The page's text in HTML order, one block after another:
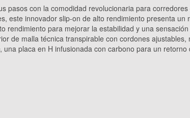
pasos con la comodidad revolucionaria para
este innovador slip-on de alto rendimiento presenta
rendimiento para mejorar la estabilidad y una
de malla técnica transpirable con cordones
placa en H infusionada con carbono para un